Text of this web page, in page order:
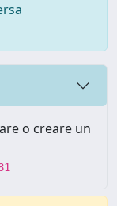
o creare un